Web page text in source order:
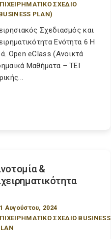
ΣΧΕΔΙΟ
PLAN)
Σχεδιασμός και
Ενότητα 6 Η
Open eClass (Ανοικτά
Μαθήματα – ΤΕΙ
&
Αυγούστου, 2024
ΣΧΕΔΙΟ BUSINESS